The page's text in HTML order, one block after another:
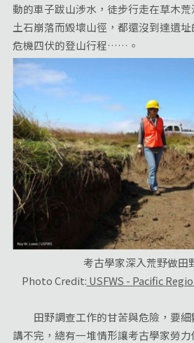
動的車子跋山涉水，徒步行走在草木
土石崩落而毀壞山徑，都還沒到達遺
危機四伏的登山行程……。
考古學家深入荒野做田
Photo Credit: USFWS - Pacific
田野調查工作的甘苦與危險，要細
講不完，總有一堆情形讓考古學家勞